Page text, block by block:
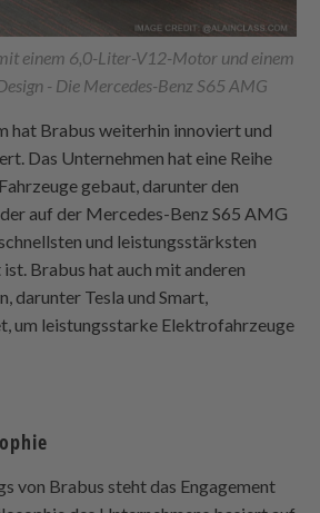
einem 6,0-Liter-V12-Motor und einem
- Die Mercedes-Benz S65 AMG
hat Brabus weiterhin innoviert und
Das Unternehmen hat eine Reihe
gebaut, darunter den
auf der Mercedes-Benz S65 AMG
und leistungsstärksten
Brabus hat auch mit anderen
darunter Tesla und Smart,
um leistungsstarke Elektrofahrzeuge
von Brabus steht das Engagement